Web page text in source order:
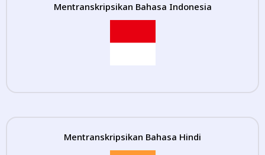
Mentranskripsikan Bahasa Indonesia
Mentranskripsikan Bahasa Hindi